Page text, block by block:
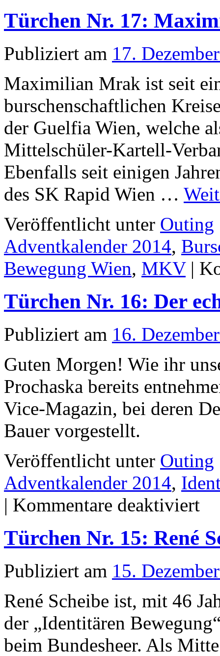
Türchen Nr. 17:
Publiziert am 17.
Maximilian Mrak ist seit
burschenschaftlichen
der Guelfia Wien, welche
Mittelschüler-Kartell-
Ebenfalls seit einigen
des SK Rapid Wien …
Veröffentlicht unter Outing
Adventkalender 2014,
Bewegung Wien, MKV |
Türchen Nr. 16: Der
Publiziert am 16.
Guten Morgen! Wie ihr
Prochaska bereits
Vice-Magazin, bei deren
Bauer vorgestellt.
Veröffentlicht unter Outing
Adventkalender 2014,
| Kommentare deaktiviert
Der
echte
Julian
Türchen Nr. 15: René
Publiziert am 15.
René Scheibe ist, mit 46
der „Identitären
beim Bundesheer. Als